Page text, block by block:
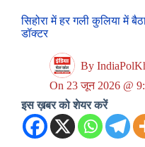
सिहोरा में हर गली कुलिया में
डॉक्टर
By
On 23 जून 2026 @
इस ख़बर को शेयर करें